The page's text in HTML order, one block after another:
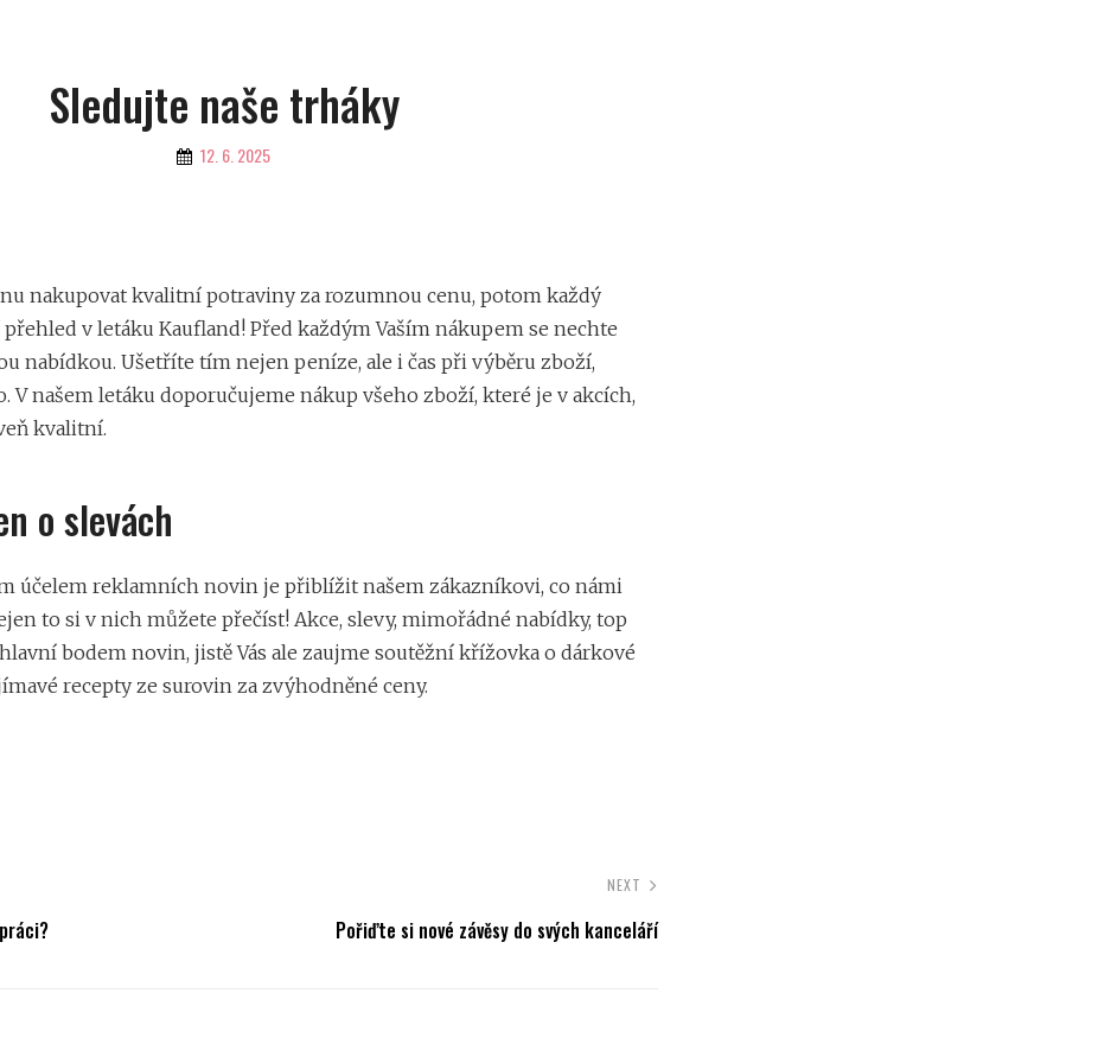
Sledujte naše trháky
By 12. 6. 2025
nakupovat kvalitní potraviny za rozumnou cenu, potom každý
v letáku Kaufland! Před každým Vaším nákupem se nechte
nabídkou. Ušetříte tím nejen peníze, ale i čas při výběru zboží,
V našem letáku doporučujeme nákup všeho zboží, které je v akcích,
kvalitní.
o slevách
účelem reklamních novin je přiblížit našem zákazníkovi, co námi
to si v nich můžete přečíst! Akce, slevy, mimořádné nabídky, top
bodem novin, jistě Vás ale zaujme soutěžní křížovka o dárkové
recepty ze surovin za zvýhodněné ceny.
NEXT
Pořiďte si nové závěsy do svých kanceláří